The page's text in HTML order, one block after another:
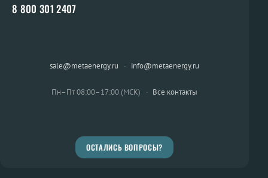
8 800 301 2407
sale@metaenergy.ru · info@metaenergy.ru
Пн–Пт 08:00–17:00 (МСК) · Все контакты
ОСТАЛИСЬ ВОПРОСЫ?